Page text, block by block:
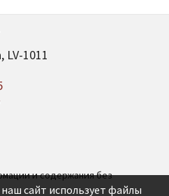
LV-1011
и содержания без
сайт использует файлы